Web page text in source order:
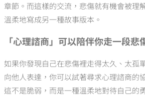
章節。而這樣的交流，悲傷就有機會被理
溫柔地寫成另一種故事版本。
「心理諮商」可以陪伴你走一段悲
如果你發現自己在悲傷裡走得太久、太孤
向他人表達，你可以試著尋求心理諮商的
這不是脆弱，而是一種溫柔地對待自己的